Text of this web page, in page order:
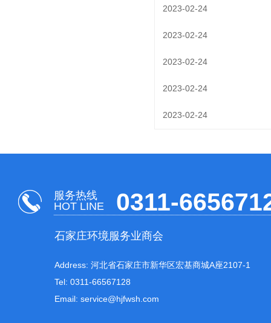
2023-02-24
2023-02-24
2023-02-24
2023-02-24
2023-02-24
服务热线
HOT LINE
0311-
石家庄环境服务业商会
Address: 河北省石家庄市新华区宏基商城A座2107-1
Tel: 0311-66567128
Email: service@hjfwsh.com